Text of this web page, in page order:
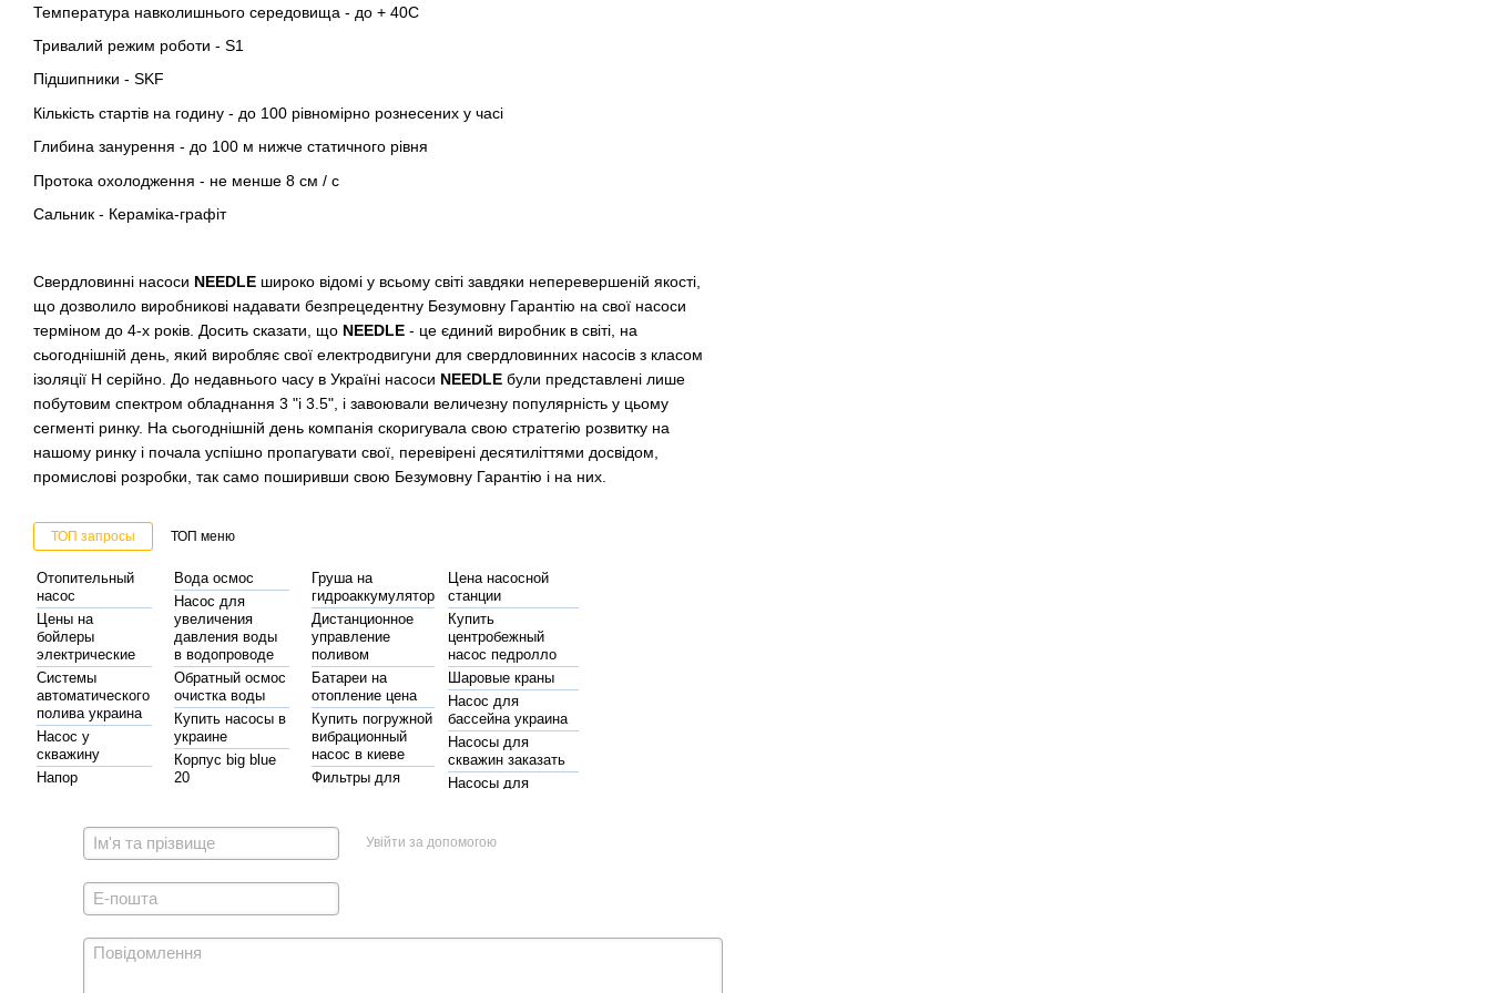
Температура навколишнього середовища - до + 40С
Тривалий режим роботи - S1
Підшипники - SKF
Кількість стартів на годину - до 100 рівномірно рознесених у часі
Глибина занурення - до 100 м нижче статичного рівня
Протока охолодження - не менше 8 см / с
Сальник - Кераміка-графіт
Свердловинні насоси NEEDLE широко відомі у всьому світі завдяки неперевершеній якості,
що дозволило виробникові надавати безпрецедентну Безумовну Гарантію на свої насоси
терміном до 4-х років. Досить сказати, що NEEDLE - це єдиний виробник в світі, на
сьогоднішній день, який виробляє свої електродвигуни для свердловинних насосів з класом
ізоляції H серійно. До недавнього часу в Україні насоси NEEDLE були представлені лише
побутовим спектром обладнання 3 "і 3.5", і завоювали величезну популярність у цьому
сегменті ринку. На сьогоднішній день компанія скоригувала свою стратегію розвитку на
нашому ринку і почала успішно пропагувати свої, перевірені десятиліттями досвідом,
промислові розробки, так само поширивши свою Безумовну Гарантію і на них.
ТОП запросы ТОП меню
Отопительный
насос
Цены на
бойлеры
электрические
Системы
автоматического
полива украина
Насос у
скважину
Напор
Фильтры для
воды на душ
обратного
осмоса купить
Вода осмос
Насос для
увеличения
давления воды
в водопроводе
Обратный осмос
очистка воды
Купить насосы в
украине
Корпус big blue
20
Промышленные
Стоимость
стабилизатора
Груша на
гидроаккумулятор
Дистанционное
управление
поливом
Батареи на
отопление цена
Купить погружной
вибрационный
насос в киеве
Фильтры для
канализационных
труб
украина
Мотопомпы honda
Цена насосной
станции
Купить
центробежный
насос педролло
Шаровые краны
Насос для
бассейна украина
Насосы для
скважин заказать
Насосы для
трубы киев цена
гидроаккумуляторы
автоматика для насосов
обслуживание насосов
купить фитинги
Увійти за допомогою